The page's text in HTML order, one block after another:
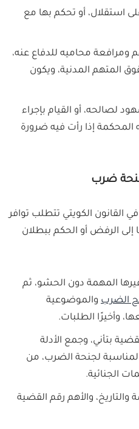
استقلال، أو تحكم بها مع
محاميه للدفاع عنه،
المتهم المدنية، ويكون
أو القيام بإجراء
المحكمة إذا رأت فيه ضرورة
ضرب
القانون الكويتي تتطلب توافر
الرفض أو الحكم ببطلان
المهمة دون الحشو، ثم
الضرب والموضوعية
وأخيرًا الطلبات.
بتأني، وجمع الأدلة
المناسبة لجنحة الضرب، من
الجنائية.
والأهم رقم القضية